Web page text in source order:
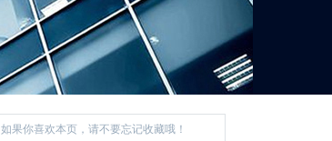
如果你喜欢本页，请不要忘记收藏哦！